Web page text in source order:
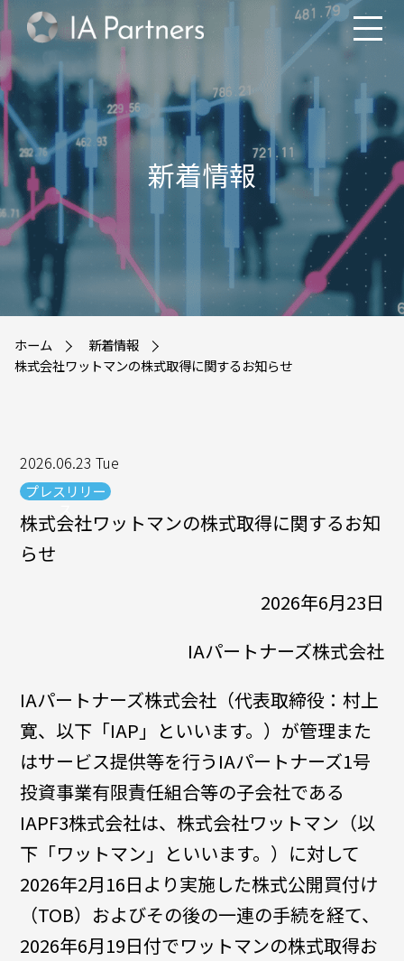
新着情報
ホーム
新着情報
株式会社ワットマンの株式取得に関するお知らせ
2026.06.23 Tue
プレスリリー
株式会社ワットマンの株式取得に関するお知
らせ
2026年6月23日
IAパートナーズ株式会社
IAパートナーズ株式会社（代表取締役：村上
寛、以下「IAP」といいます。）が管理また
はサービス提供等を行うIAパートナーズ1号
投資事業有限責任組合等の子会社である
IAPF3株式会社は、株式会社ワットマン（以
下「ワットマン」といいます。）に対して
2026年2月16日より実施した株式公開買付け
（TOB）およびその後の一連の手続を経て、
2026年6月19日付でワットマンの株式取得お